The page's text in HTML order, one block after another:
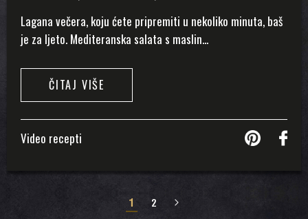
Lagana večera, koju ćete pripremiti u nekoliko minuta, baš
je za ljeto. Mediteranska salata s maslin...
ČITAJ VIŠE
Video recepti
1 2 »